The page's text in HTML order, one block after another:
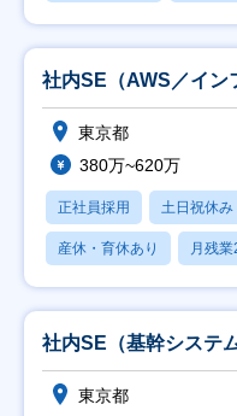
社内SE（AWS／イン
東京都
380万~620万
正社員採用 土日祝休み
産休・育休あり 月残
社内SE（基幹システ
東京都